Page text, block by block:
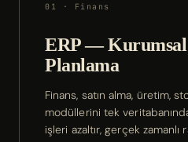
01 · Finans
ERP —
Planlama
Finans, satın alma, üretim,
modüllerini tek
işleri azaltır, gerçek zamanlı